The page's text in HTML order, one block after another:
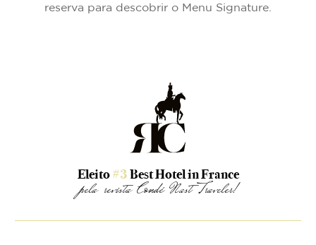
reserva para descobrir o Menu Signature.
Eleito#3Best Hotel in France
pela revista Condé Nast Traveler!